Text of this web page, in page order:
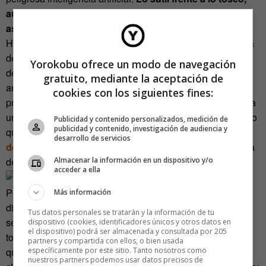
aunque el mensaje sea el mismo: la tecnología es
asombrosa, pero hay que andarse con ojo
Hay que andarse con ojo porque los humanos, a diferencia
de los robots, tomamos decisiones con el corazón,
decisiones que no responden a una lógica. De ahí que
ambas películas dediquen tanto tiempo a navegar en los
procelosos mares del sentimiento, zanjando el debate cada
una a su manera: por muy inteligentes que sean, por mucho
que se parezcan a nosotros,¿las máquinas son capaces
de amar?
Esto es Hollywood, amigos, así que la respuesta
de ambas cintas es afirmativa.
Pero, también en el plano emocional, Samantha y Will son
diferentes. Ella quiere comprenderlo todo, aprender, para
ser más humana. Al principio, es como una niña a la que
todo le fascina. Llegado el momento, para complecer a su
querido Theodore, intenta ser corpórea. Contrata a una
Yorokobu ofrece un modo de navegación
gratuito, mediante la aceptación de
cookies con los siguientes fines:
Publicidad y contenido personalizados, medición de
publicidad y contenido, investigación de audiencia y
desarrollo de servicios
Almacenar la información en un dispositivo y/o
acceder a ella
Más información
Tus datos personales se tratarán y la información de tu
dispositivo (cookies, identificadores únicos y otros datos en
el dispositivo) podrá ser almacenada y consultada por 205
partners y compartida con ellos, o bien usada
específicamente por este sitio. Tanto nosotros como
nuestros partners podemos usar datos precisos de